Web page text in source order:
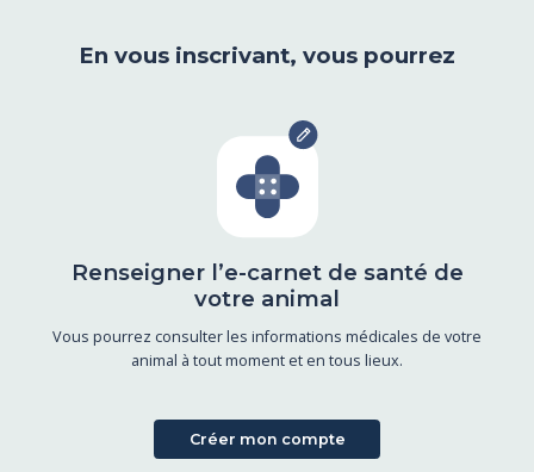
En vous inscrivant, vous pourrez
Renseigner l’e-carnet de santé de
votre animal
Vous pourrez consulter les informations médicales de votre
animal à tout moment et en tous lieux.
Créer mon compte